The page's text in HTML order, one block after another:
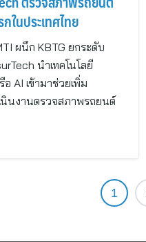
ในประเทศไทย
ผนึก KBTG ยกระดับ
นำเทคโนโลยี
AI เข้ามาช่วยเพิ่ม
นงานตรวจสภาพรถยนต์
1